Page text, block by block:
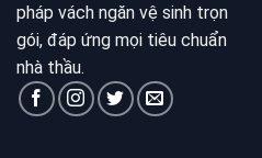
pháp vách ngăn vệ sinh trọn
gói, đáp ứng mọi tiêu chuẩn
nhà thầu.